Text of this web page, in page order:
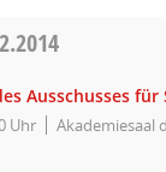
Ausschusses
Uhr Akademiesaal